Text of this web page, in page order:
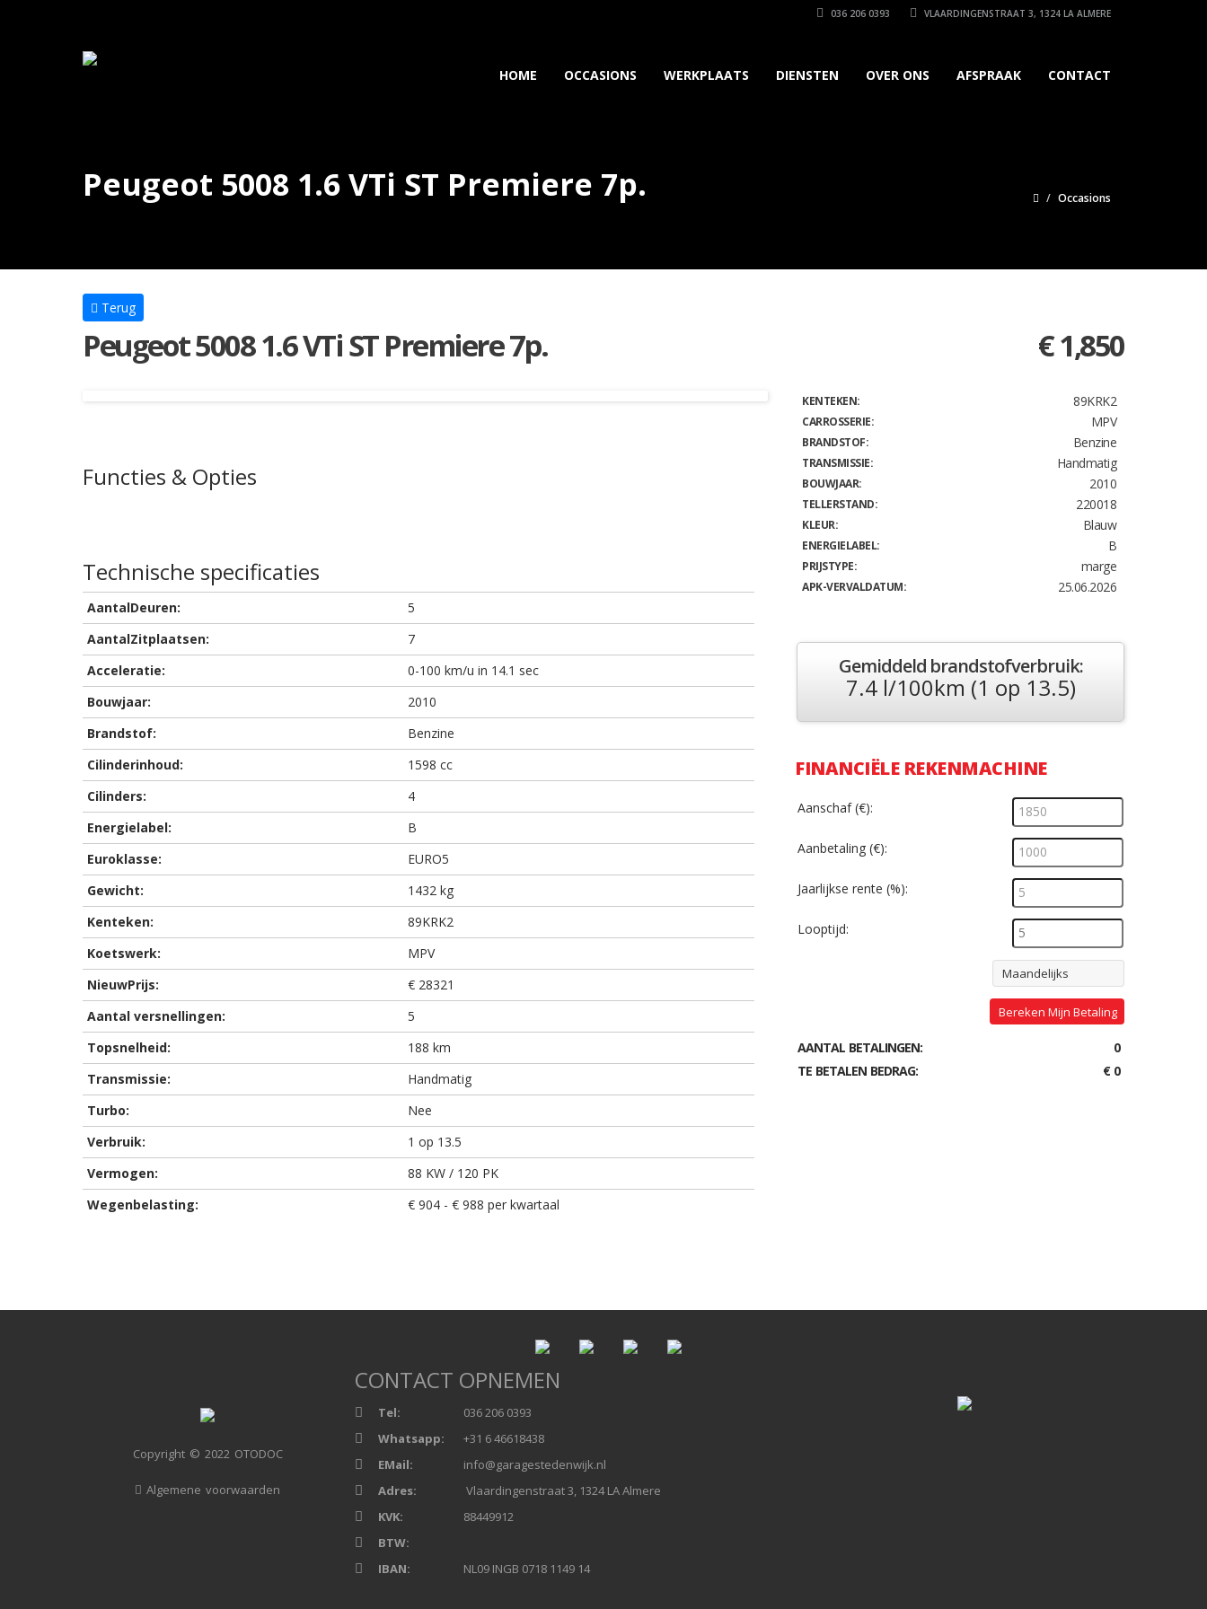
036 206 0393 VLAARDINGENSTRAAT 3, 1324 LA ALMERE
HOME OCCASIONS WERKPLAATS DIENSTEN OVER ONS AFSPRAAK CONTACT
Peugeot 5008 1.6 VTi ST Premiere 7p. Occasions
Terug
Peugeot 5008 1.6 VTi ST Premiere 7p. € 1,850
Functies & Opties
Technische specificaties
AantalDeuren:
5
AantalZitplaatsen:
7
Acceleratie:
0-100 km/u in 14.1 sec
Bouwjaar:
2010
Brandstof:
Benzine
Cilinderinhoud:
1598 cc
Cilinders:
4
Energielabel:
B
Euroklasse:
EURO5
Gewicht:
1432 kg
Kenteken:
89KRK2
Koetswerk:
MPV
NieuwPrijs:
€ 28321
Aantal versnellingen:
5
Topsnelheid:
188 km
Transmissie:
Handmatig
Turbo:
Nee
Verbruik:
1 op 13.5
Vermogen:
88 KW / 120 PK
Wegenbelasting:
€ 904 - € 988 per kwartaal
KENTEKEN: 89KRK2
CARROSSERIE: MPV
BRANDSTOF: Benzine
TRANSMISSIE: Handmatig
BOUWJAAR: 2010
TELLERSTAND: 220018
KLEUR: Blauw
ENERGIELABEL: B
PRIJSTYPE: marge
APK-VERVALDATUM: 25.06.2026
Gemiddeld brandstofverbruik:
7.4 l/100km (1 op 13.5)
FINANCIËLE REKENMACHINE
Aanschaf (€):
Aanbetaling (€):
Jaarlijkse rente (%):
Looptijd:
Maandelijks
Bereken Mijn Betaling
AANTAL BETALINGEN:
0
TE BETALEN BEDRAG:
€ 0
Copyright © 2022 OTODOC
Algemene voorwaarden
CONTACT OPNEMEN
Tel:
036 206 0393
Whatsapp:
+31 6 46618438
EMail:
info@garagestedenwijk.nl
Adres:
Vlaardingenstraat 3, 1324 LA Almere
KVK:
88449912
BTW:
IBAN:
NL09 INGB 0718 1149 14